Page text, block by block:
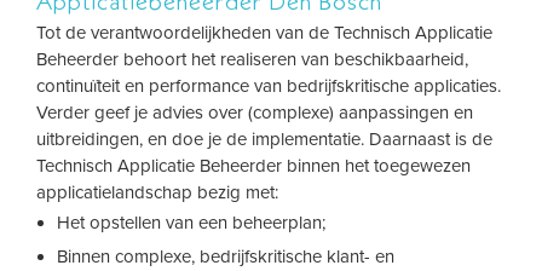
Tot de verantwoordelijkheden van de Technisch Applicatie
Beheerder behoort het realiseren van beschikbaarheid,
continuïteit en performance van bedrijfskritische applicaties.
Verder geef je advies over (complexe) aanpassingen en
uitbreidingen, en doe je de implementatie. Daarnaast is de
Technisch Applicatie Beheerder binnen het toegewezen
applicatielandschap bezig met:
Het opstellen van een beheerplan;
Binnen complexe, bedrijfskritische klant- en